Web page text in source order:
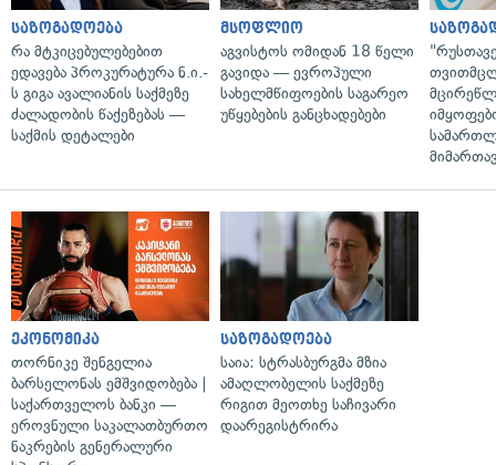
საზოგადოება
რა მტკიცებულებებით
ედავება პროკურატურა ნ.ი.-
ს გიგა ავალიანის საქმეზე
ძალადობის წაქეზებას —
საქმის დეტალები
მსოფლიო
აგვისტოს ომიდან 18 წელი
გავიდა — ევროპული
სახელმწიფოების საგარეო
უწყებების განცხადებები
ეკონომიკა
თორნიკე შენგელია
ბარსელონას ემშვიდობება |
საქართველოს ბანკი —
ეროვნული საკალათბურთო
ნაკრების გენერალური
საზოგადოება
საია: სტრასბურგმა მზია
ამაღლობელის საქმეზე
რიგით მეოთხე საჩივარი
დაარეგისტრირა